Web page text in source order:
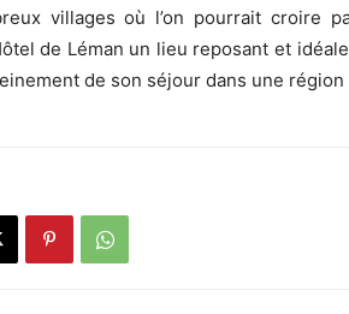
villages où l’on pourrait croire
de Léman un lieu reposant et
de son séjour dans une